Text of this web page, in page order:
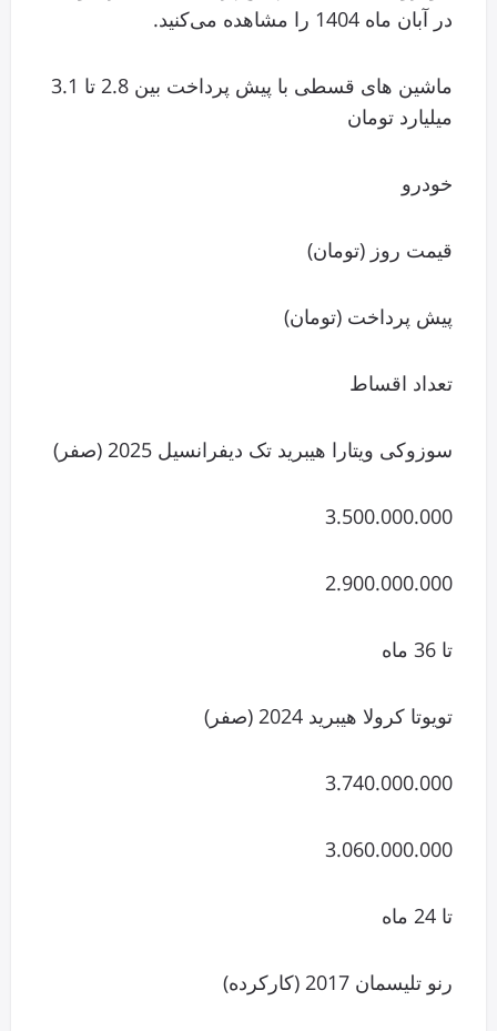
در آبان ماه 1404 را مشاهده می‌کنید.
ماشین های قسطی با پیش پرداخت بین 2.8 تا 3.1
میلیارد تومان
خودرو
قیمت روز (تومان)
پیش پرداخت (تومان)
تعداد اقساط
سوزوکی ویتارا هیبرید تک دیفرانسیل 2025 (صفر)
3.500.000.000
2.900.000.000
تا 36 ماه
تویوتا کرولا هیبرید 2024 (صفر)
3.740.000.000
3.060.000.000
تا 24 ماه
رنو تلیسمان 2017 (کارکرده)